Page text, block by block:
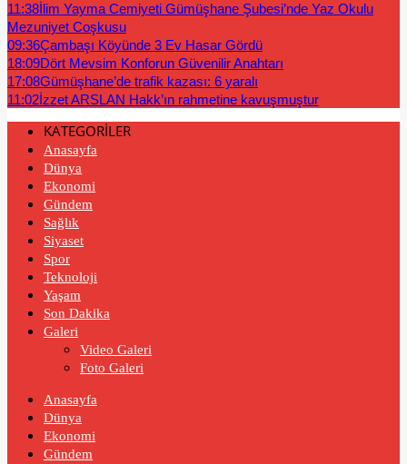
11:38İlim Yayma Cemiyeti Gümüşhane Şubesi’nde Yaz Okulu
Mezuniyet Coşkusu
09:36Çambaşı Köyünde 3 Ev Hasar Gördü
18:09Dört Mevsim Konforun Güvenilir Anahtarı
17:08Gümüşhane’de trafik kazası: 6 yaralı
11:02İzzet ARSLAN Hakk’ın rahmetine kavuşmuştur
KATEGORİLER
Anasayfa
Dünya
Ekonomi
Gündem
Sağlık
Siyaset
Spor
Teknoloji
Yaşam
Son Dakika
Galeri
Video Galeri
Foto Galeri
Anasayfa
Dünya
Ekonomi
Gündem